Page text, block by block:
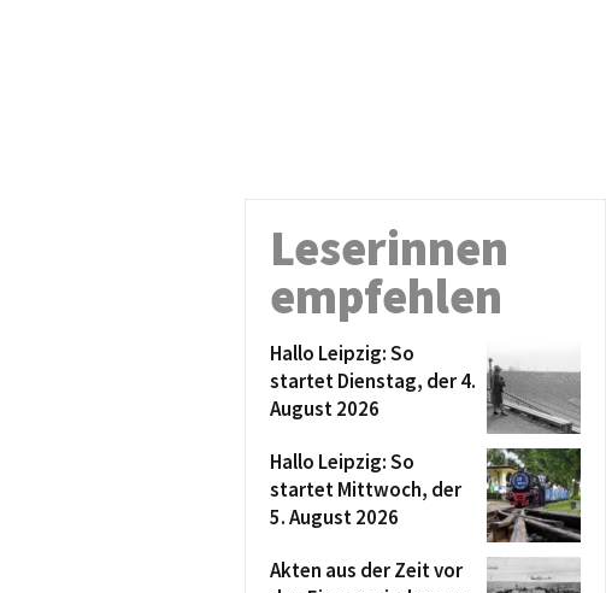
Leserinnen
empfehlen
Hallo Leipzig: So
startet Dienstag, der 4.
August 2026
Hallo Leipzig: So
startet Mittwoch, der
5. August 2026
Akten aus der Zeit vor